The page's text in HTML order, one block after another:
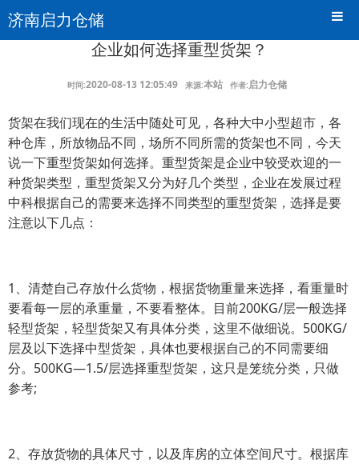
济南启力仓储
企业如何选择重型货架？
时间:2020-08-13 12:05:49 来源:本站 作者:启力仓储
货架在我们现在的生活中随处可见，各种大中小型超市，各
种仓库，所放物品不同，场所不同所需的货架也不同，今天
说一下重型货架如何选择。重型货架是企业中较受欢迎的一
种货架类型，重型货架又分为好几个类型，企业在发展过程
中科根据自己的需要来选择不同类型的重型货架，选择是要
注意以下几点：
1、清楚自己存放什么货物，根据货物重量来选择，看重量时
要看每一层的承重量，不要看整体。目前200KG/层一般选择
轻型货架，轻型货架又有具体分类，这里不做细说。500KG/
层及以下选择中型货架，具体也要根据自己的不同需要细
分。500KG—1.5/层选择重型货架，这只是笼统分类，只做
参考;
2、存放货物的具体尺寸，以及库房的立体空间尺寸。根据库